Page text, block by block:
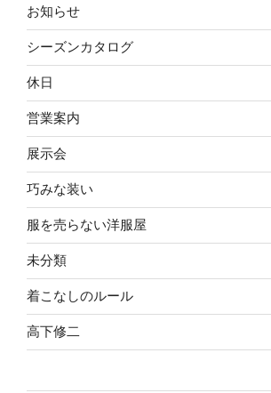
お知らせ
シーズンカタログ
休日
営業案内
展示会
巧みな装い
服を売らない洋服屋
未分類
着こなしのルール
高下修二